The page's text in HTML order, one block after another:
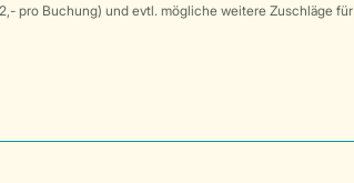
pro Buchung) und evtl. mögliche weitere Zuschläge für